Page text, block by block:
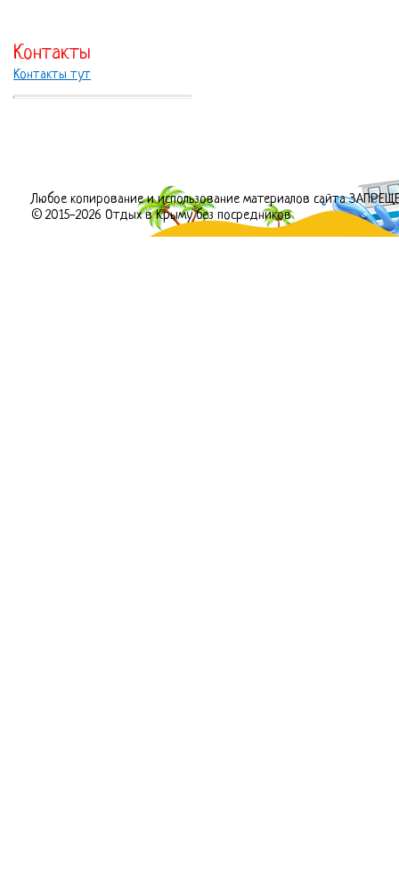
Контакты
Контакты тут
Любое копирование и использование материалов сайта
© 2015-2026 Отдых в Крыму без посредников